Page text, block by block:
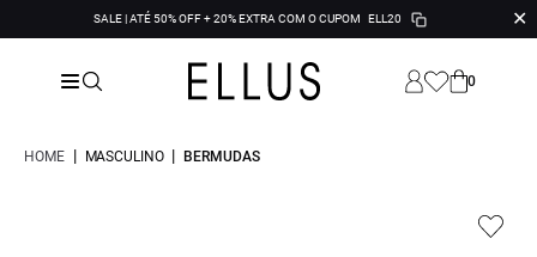
SALE | ATÉ 50% OFF + 20% EXTRA COM O CUPOM ELL20 ✕
0
HOME | MASCULINO | BERMUDAS